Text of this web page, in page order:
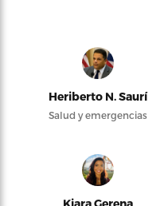
Heriberto N. Saurí
Salud y emergencias
Kiara Gerena